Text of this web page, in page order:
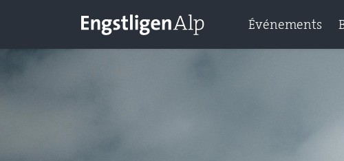
Événements